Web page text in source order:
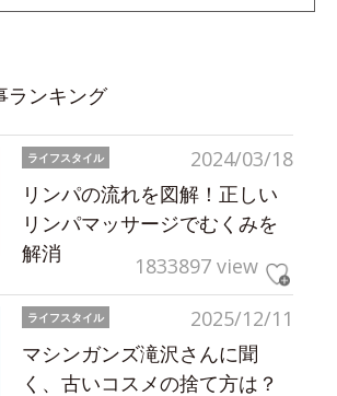
ランキング
2024/03/18
ライフスタイル
リンパの流れを図解！正しい
リンパマッサージでむくみを
解消
1833897 view
2025/12/11
ライフスタイル
マシンガンズ滝沢さんに聞
く、古いコスメの捨て方は？